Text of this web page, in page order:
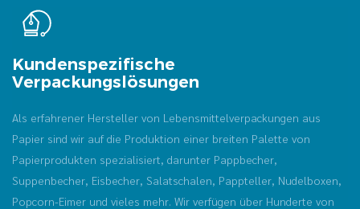
Kundenspezifische
Verpackungslösungen
Als erfahrener Hersteller von Lebensmittelverpackungen aus
Papier sind wir auf die Produktion einer breiten Palette von
Papierprodukten spezialisiert, darunter Pappbecher,
Suppenbecher, Eisbecher, Salatschalen, Pappteller, Nudelboxen,
Popcorn-Eimer und vieles mehr. Wir verfügen über Hunderte von